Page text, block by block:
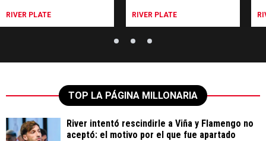
RIVER PLATE RIVER PLATE
TOP LA PÁGINA MILLONARIA
River intentó rescindirle a Viña y Flamengo no
aceptó: el motivo por el que fue apartado